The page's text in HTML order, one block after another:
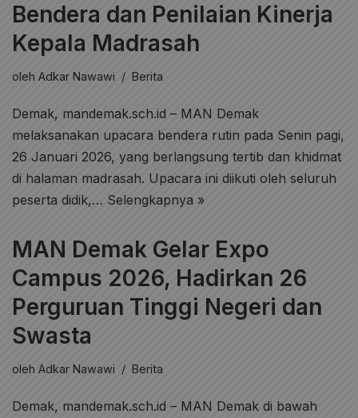
Bendera dan Penilaian Kinerja
Kepala Madrasah
oleh Adkar Nawawi Berita
Demak, mandemak.sch.id – MAN Demak
melaksanakan upacara bendera rutin pada Senin pagi,
26 Januari 2026, yang berlangsung tertib dan khidmat
di halaman madrasah. Upacara ini diikuti oleh seluruh
peserta didik,… Selengkapnya »
MAN Demak Gelar Expo
Campus 2026, Hadirkan 26
Perguruan Tinggi Negeri dan
Swasta
oleh Adkar Nawawi Berita
Demak, mandemak.sch.id – MAN Demak di bawah